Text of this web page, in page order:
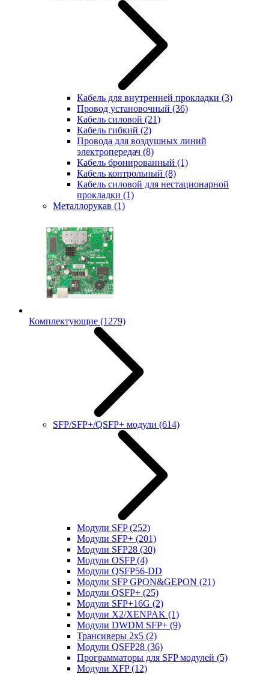
Кабель для внутренней прокладки (3)
Провод установочный (36)
Кабель силовой (21)
Кабель гибкий (2)
Провода для воздушных линий
электропередач (8)
Кабель бронированный (1)
Кабель контрольный (8)
Кабель силовой для нестационарной
прокладки (1)
Металлорукав (1)
Комплектующие (1279)
SFP/SFP+/QSFP+ модули (614)
Модули SFP(252)
Модули SFP+ (201)
Модули SFP28 (30)
Модули OSFP(4)
Модули QSFP56-DD
Модули SFP GPON&GEPON (21)
Модули QSFP+ (25)
Модули SFP+16G (2)
Модули X2/XENPAK (1)
Модули DWDM SFP+ (9)
Трансиверы 2x5 (2)
Модули QSFP28 (36)
Программаторы для SFP модулей (5)
Модули XFP(12)